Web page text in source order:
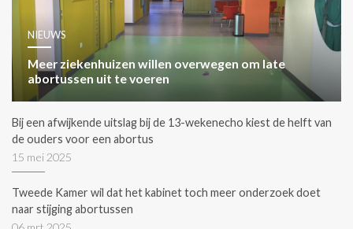
NIEUWS
Meer ziekenhuizen willen overwegen om late
abortussen uit te voeren
Bij een afwijkende uitslag bij de 13-wekenecho kiest de helft van
de ouders voor een abortus
15 mei 2025
Tweede Kamer wil dat het kabinet toch meer onderzoek doet
naar stijging abortussen